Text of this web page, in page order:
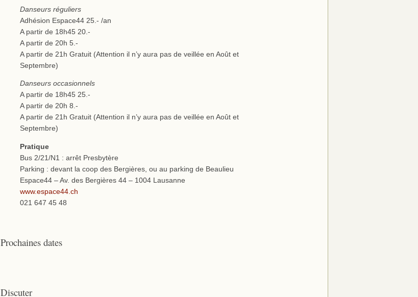
Danseurs réguliers
Adhésion Espace44 25.- /an
A partir de 18h45 20.-
A partir de 20h 5.-
A partir de 21h Gratuit (Attention il n’y aura pas de veillée en Août et
Septembre)
Danseurs occasionnels
A partir de 18h45 25.-
A partir de 20h 8.-
A partir de 21h Gratuit (Attention il n’y aura pas de veillée en Août et
Septembre)
Pratique
Bus 2/21/N1 : arrêt Presbytère
Parking : devant la coop des Bergières, ou au parking de Beaulieu
Espace44 – Av. des Bergières 44 – 1004 Lausanne
www.espace44.ch
021 647 45 48
Prochaines dates
Discuter